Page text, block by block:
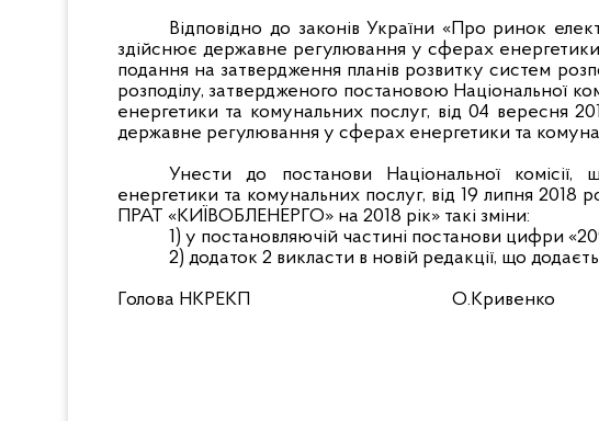
Відповідно до законів України «Про ринок
здійснює державне регулювання у сферах
подання на затвердження планів розвитку систем
розподілу, затвердженого постановою Національної
енергетики та комунальних послуг, від 04 вересня
державне регулювання у сферах енергетики та
Унести до постанови Національної
енергетики та комунальних послуг, від 19 липня
ПРАТ «КИЇВОБЛЕНЕРГО» на 2018 рік» такі зміни:
1)у постановляючій частині постанови цифри
2)додаток 2 викласти в новій редакції, що
Голова НКРЕКП
О.Кривенко